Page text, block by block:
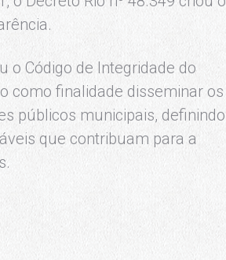
o Código de Integridade do
como finalidade disseminar os
públicos municipais, definindo
que contribuam para a